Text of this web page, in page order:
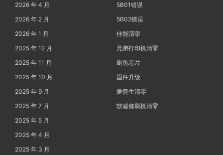
2026 年 4 月
2026 年 2 月
2026 年 1 月
2025 年 12 月
2025 年 11 月
2025 年 10 月
2025 年 9 月
2025 年 7 月
2025 年 5 月
2025 年 4 月
2025 年 3 月
5B01错误
5B02错误
佳能清零
兄弟打印机清零
刷免芯片
固件升级
爱普生清零
软诚修刷机清零